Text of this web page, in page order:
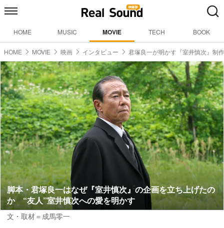
HOME MUSIC MOVIE TECH BOOK
HOME MOVIE 映画 インタビュー 君塚良一が明かす『室井慎次』制
脚本・君塚良一はなぜ『室井慎次』の企画を立ち上げたの
か “友人”室井慎次への愛を明かす
文・取材＝成馬零一